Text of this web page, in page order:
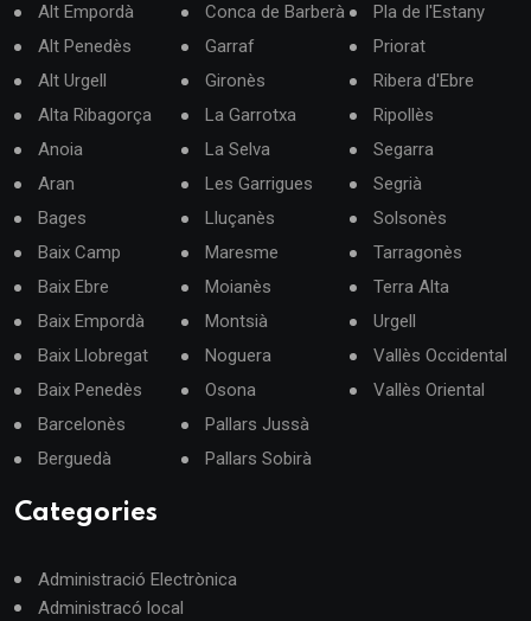
Alt Empordà
Alt Penedès
Alt Urgell
Alta Ribagorça
Anoia
Aran
Bages
Baix Camp
Baix Ebre
Baix Empordà
Baix Llobregat
Baix Penedès
Barcelonès
Berguedà
Conca de Barberà
Garraf
Gironès
La Garrotxa
La Selva
Les Garrigues
Lluçanès
Maresme
Moianès
Montsià
Noguera
Osona
Pallars Jussà
Pallars Sobirà
Pla de l'Estany
Priorat
Ribera d'Ebre
Ripollès
Segarra
Segrià
Solsonès
Tarragonès
Terra Alta
Urgell
Vallès Occidental
Vallès Oriental
Categories
Administració Electrònica
Administracó local